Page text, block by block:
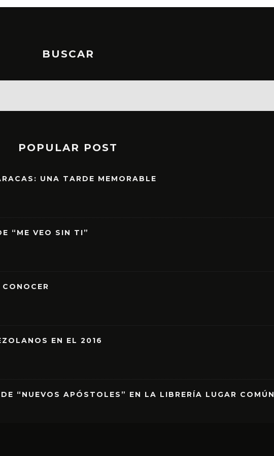
BUSCAR
POPULAR POST
UNA TARDE MEMORABLE
“ME VEO SIN TI”
EN EL 2016
“NUEVOS APÓSTOLES” EN LA LIBRERÍA LUGAR COMÚN